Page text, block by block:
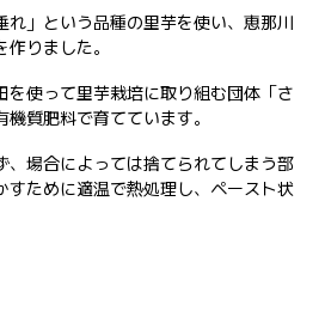
れ」という品種の里芋を使い、恵那川
りました。
を使って里芋栽培に取り組む団体「さ
質肥料で育てています。
、場合によっては捨てられてしまう部
すために適温で熱処理し、ペースト状